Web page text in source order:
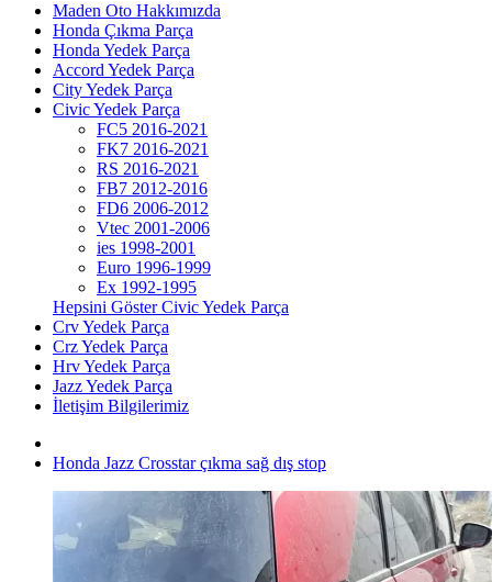
Maden Oto Hakkımızda
Honda Çıkma Parça
Honda Yedek Parça
Accord Yedek Parça
City Yedek Parça
Civic Yedek Parça
FC5 2016-2021
FK7 2016-2021
RS 2016-2021
FB7 2012-2016
FD6 2006-2012
Vtec 2001-2006
ies 1998-2001
Euro 1996-1999
Ex 1992-1995
Hepsini Göster Civic Yedek Parça
Crv Yedek Parça
Crz Yedek Parça
Hrv Yedek Parça
Jazz Yedek Parça
İletişim Bilgilerimiz
Honda Jazz Crosstar çıkma sağ dış stop